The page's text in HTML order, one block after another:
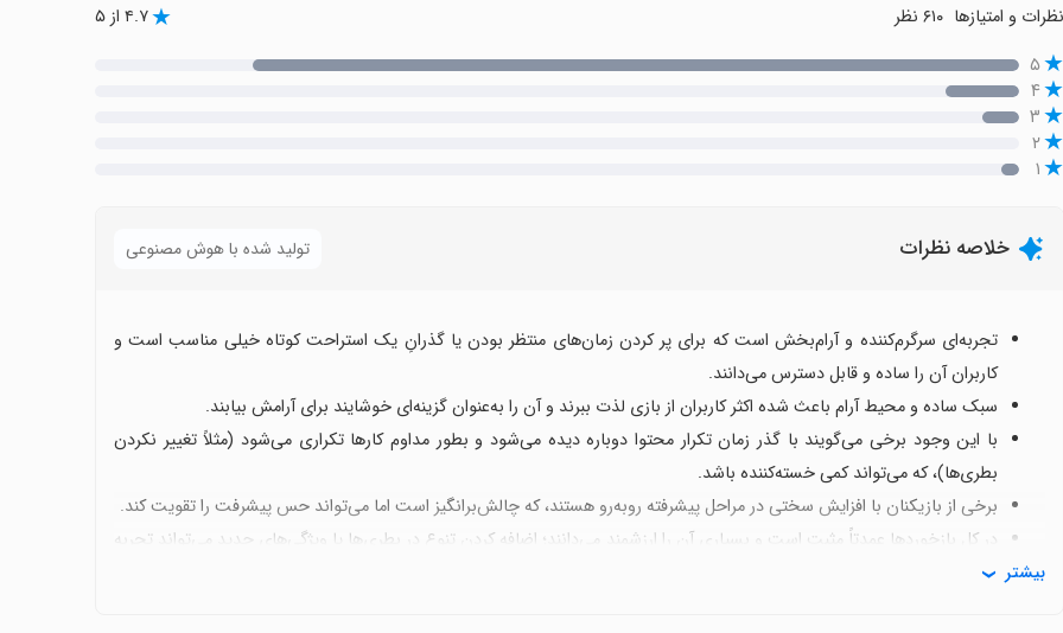
نظرات و امتیازها ۶۱۰ نظر ۴.۷ از ۵
۵
۴
۳
۲
۱
خلاصه نظرات تولید شده با هوش مصنوعی
تجربه‌ای سرگرم‌کننده و آرام‌بخش است که برای پر کردن زمان‌های منتظر بودن یا گذرانِ یک استراحت کوتاه خیلی مناسب است و
کاربران آن را ساده و قابل دسترس می‌دانند.
سبک ساده و محیط آرام باعث شده اکثر کاربران از بازی لذت ببرند و آن را به‌عنوان گزینه‌ای خوشایند برای آرامش بیابند.
با این وجود برخی می‌گویند با گذر زمان تکرار محتوا دوباره دیده می‌شود و بطور مداوم کارها تکراری می‌شود (مثلاً تغییر نکردن
بطری‌ها)، که می‌تواند کمی خسته‌کننده باشد.
برخی از بازیکنان با افزایش سختی در مراحل پیشرفته روبه‌رو هستند، که چالش‌برانگیز است اما می‌تواند حس پیشرفت را تقویت کند.
در کل بازخوردها عمدتاً مثبت است و بسیاری آن را ارزشمند می‌دانند؛ اضافه کردن تنوع در بطری‌ها یا ویژگی‌های جدید می‌تواند تجربه
را برای مدت طولانی‌تر جذاب‌تر کند. بیشتر